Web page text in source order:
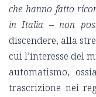
che hanno fatto
in Italia – non
discendere, alla
cui l’interesse del
automatismo,
trascrizione nei